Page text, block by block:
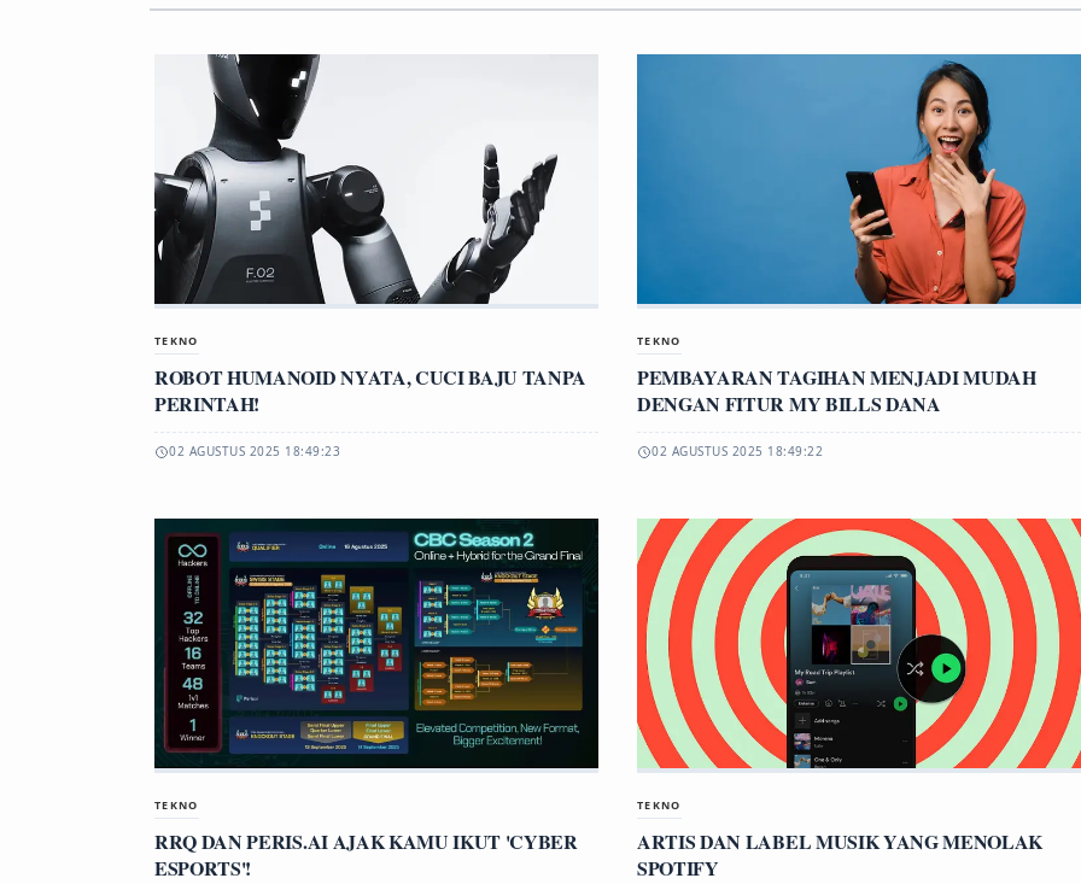
TEKNO
ROBOT HUMANOID NYATA, CUCI BAJU TANPA
PERINTAH!
02 AGUSTUS 2025 18:49:23
TEKNO
PEMBAYARAN TAGIHAN MENJADI MUDAH
DENGAN FITUR MY BILLS DANA
02 AGUSTUS 2025 18:49:22
TEKNO
RRQ DAN PERIS.AI AJAK KAMU IKUT 'CYBER
ESPORTS'!
TEKNO
ARTIS DAN LABEL MUSIK YANG MENOLAK
SPOTIFY